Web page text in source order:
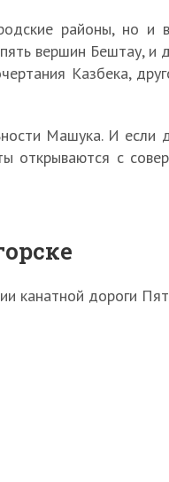
районы, но и
вершин Бештау, и
Казбека,
Машука. И если
открываются с
канатной дороги